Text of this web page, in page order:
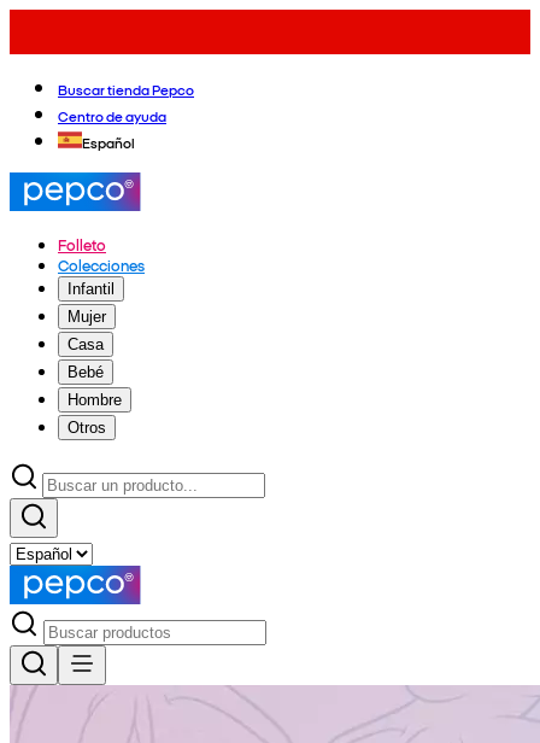
Buscar tienda Pepco
Centro de ayuda
Español
Folleto
Colecciones
Infantil
Mujer
Casa
Bebé
Hombre
Otros